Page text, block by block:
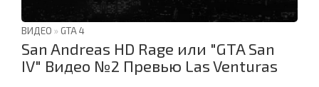
ВИДЕО » GTA 4
San Andreas HD Rage или "GTA San
IV" Видео №2 Превью Las Venturas